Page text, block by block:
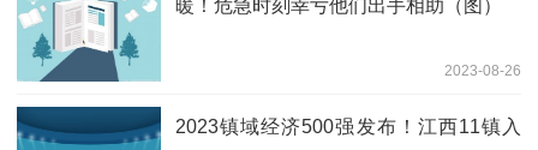
暖！危急时刻幸亏他们出手相助（图）
2023-08-26
2023镇域经济500强发布！江西11镇入